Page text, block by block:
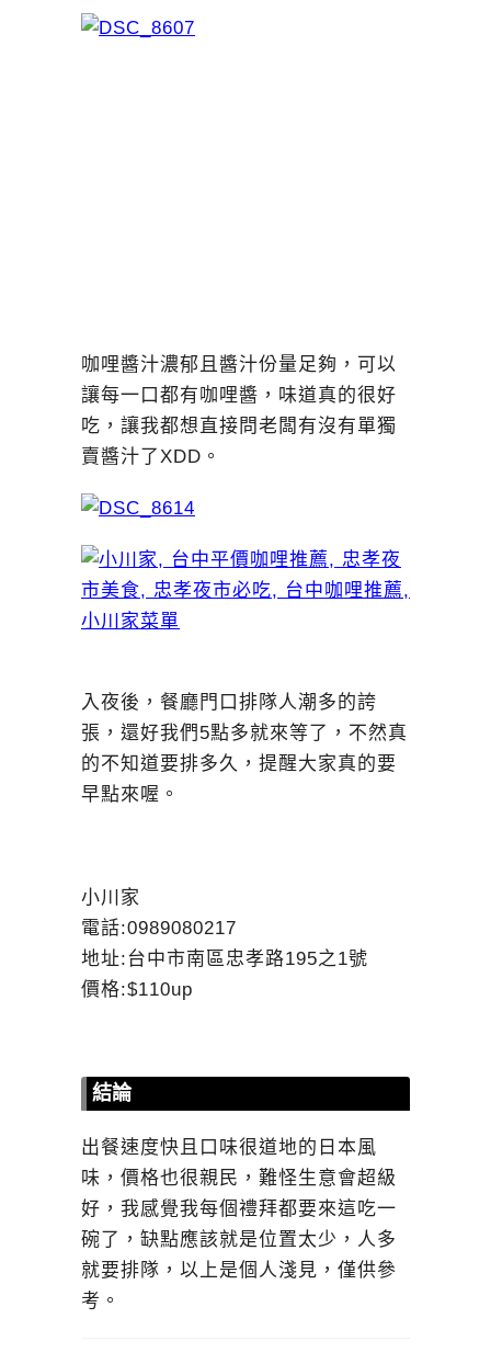
咖哩醬汁濃郁且醬汁份量足夠，可以
讓每一口都有咖哩醬，味道真的很好
吃，讓我都想直接問老闆有沒有單獨
賣醬汁了XDD。
入夜後，餐廳門口排隊人潮多的誇
張，還好我們5點多就來等了，不然真
的不知道要排多久，提醒大家真的要
早點來喔。
小川家
電話:0989080217
地址:台中市南區忠孝路195之1號
價格:$110up
結論
出餐速度快且口味很道地的日本風
味，價格也很親民，難怪生意會超級
好，我感覺我每個禮拜都要來這吃一
碗了，缺點應該就是位置太少，人多
就要排隊，以上是個人淺見，僅供參
考。